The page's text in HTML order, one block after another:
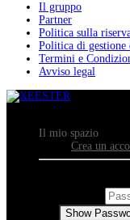
Il gruppo
Partner
Politica sulla
Politica di gestione
Termini e
Avviso legal
Il mio spazio
Crea un
Show